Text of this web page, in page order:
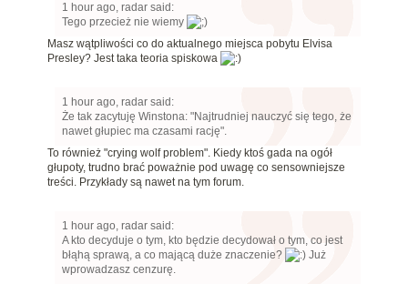
1 hour ago, radar said:
Tego przecież nie wiemy
Masz wątpliwości co do aktualnego miejsca pobytu Elvisa
Presley? Jest taka teoria spiskowa
1 hour ago, radar said:
Że tak zacytuję Winstona: "Najtrudniej nauczyć się tego, że
nawet głupiec ma czasami rację".
To również "crying wolf problem". Kiedy ktoś gada na ogół
głupoty, trudno brać poważnie pod uwagę co sensowniejsze
treści. Przykłady są nawet na tym forum.
1 hour ago, radar said:
A kto decyduje o tym, kto będzie decydował o tym, co jest
błąhą sprawą, a co mającą duże znaczenie?
Już
wprowadzasz cenzurę.